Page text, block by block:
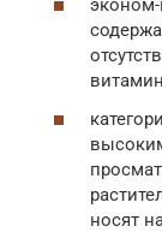
носят